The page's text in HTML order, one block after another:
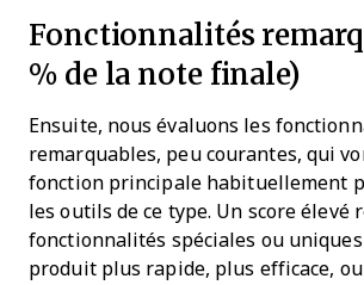
Fonctionnalités
% de la note finale)
Ensuite, nous évaluons les
remarquables, peu courantes, qui
fonction principale habituellement
les outils de ce type. Un score élevé
fonctionnalités spéciales ou
produit plus rapide, plus efficace,